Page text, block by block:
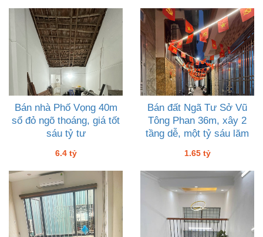
Bán nhà Phố Vọng 40m
sổ đỏ ngõ thoáng, giá tốt
sáu tỷ tư
6.4 tỷ
Bán đất Ngã Tư Sở Vũ
Tông Phan 36m, xây 2
tầng dễ, một tỷ sáu lăm
1.65 tỷ